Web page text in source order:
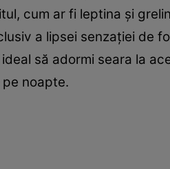
cum ar fi leptina și
a lipsei senzației de
să adormi seara la
noapte.